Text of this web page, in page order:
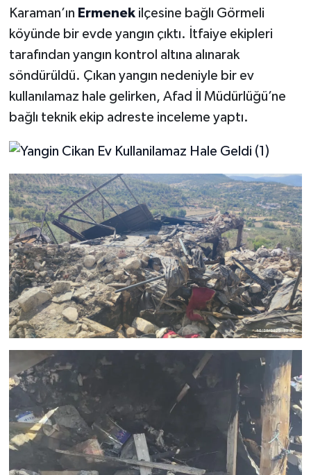
Karaman’ın Ermenek ilçesine bağlı Görmeli
köyünde bir evde yangın çıktı. İtfaiye ekipleri
tarafından yangın kontrol altına alınarak
söndürüldü. Çıkan yangın nedeniyle bir ev
kullanılamaz hale gelirken, Afad İl Müdürlüğü’ne
bağlı teknik ekip adreste inceleme yaptı.